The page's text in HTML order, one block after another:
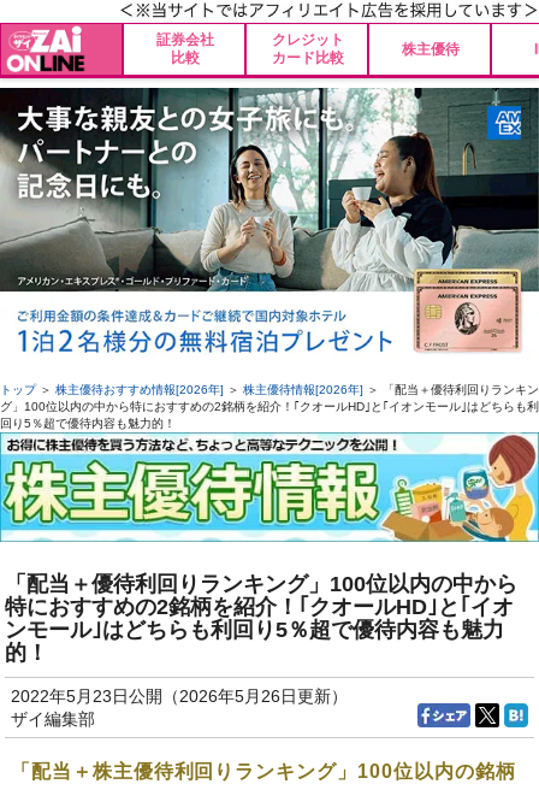
証券会社
比較
クレジット
カード比較
株主優待
トップ＞ 株主優待おすすめ情報[2026年] ＞ 株主優待情報[2026年] ＞ 「配当＋優待利回りランキン
グ」100位以内の中から特におすすめの2銘柄を紹介！｢クオールHD｣と｢イオンモール｣はどちらも利
回り5％超で優待内容も魅力的！
「配当＋優待利回りランキング」100位以内の中から
特におすすめの2銘柄を紹介！｢クオールHD｣と｢イオ
ンモール｣はどちらも利回り5％超で優待内容も魅力
的！
2022年5月23日公開（2026年5月26日更新）
ザイ編集部
「配当＋株主優待利回りランキング」100位以内の銘柄